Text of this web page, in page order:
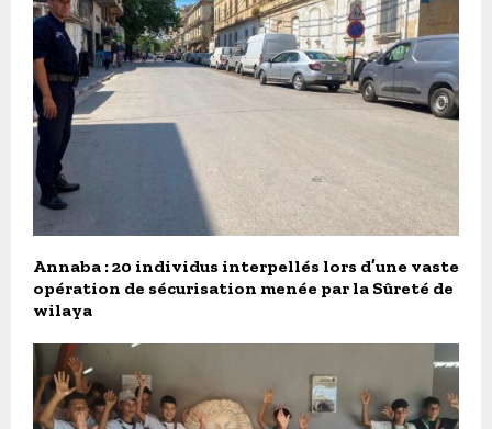
Annaba : 20 individus interpellés lors d’une vaste
opération de sécurisation menée par la Sûreté de
wilaya